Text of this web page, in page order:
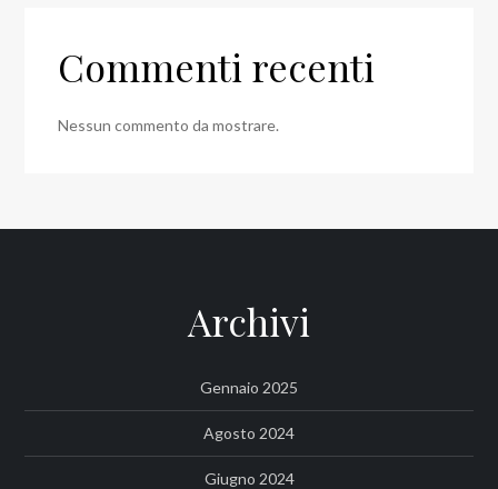
Commenti recenti
Nessun commento da mostrare.
Archivi
Gennaio 2025
Agosto 2024
Giugno 2024